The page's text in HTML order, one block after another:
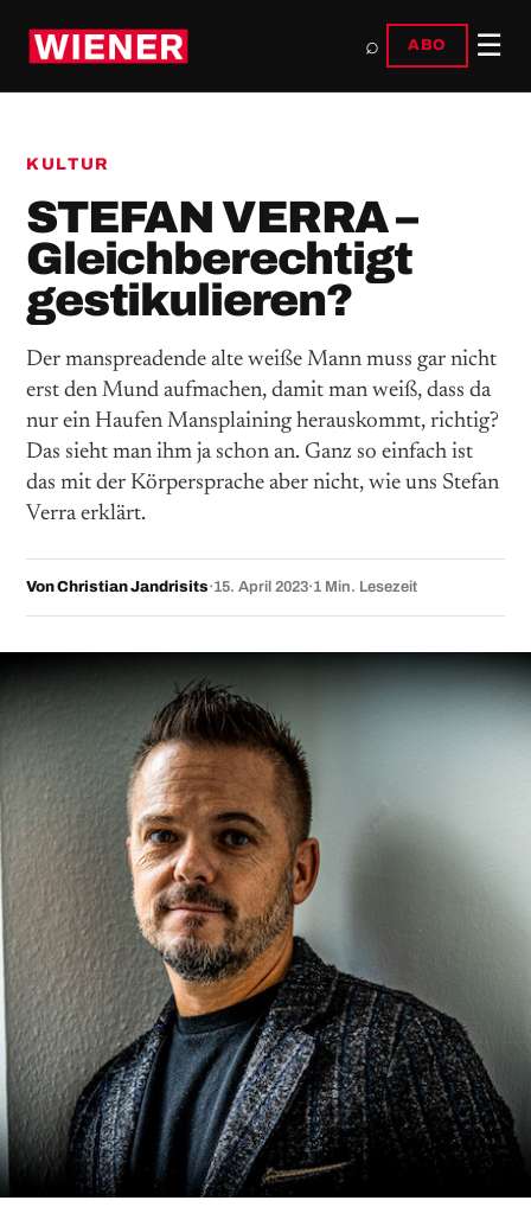
⌕ ABO ☰
KULTUR
STEFAN VERRA –
Gleichberechtigt
gestikulieren?
Der manspreadende alte weiße Mann muss gar nicht
erst den Mund aufmachen, damit man weiß, dass da
nur ein Haufen Mansplaining herauskommt, richtig?
Das sieht man ihm ja schon an. Ganz so einfach ist
das mit der Körpersprache aber nicht, wie uns Stefan
Verra erklärt.
Von Christian Jandrisits·15. April 2023·1 Min. Lesezeit